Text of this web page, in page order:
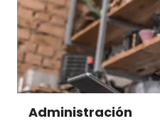
Administración